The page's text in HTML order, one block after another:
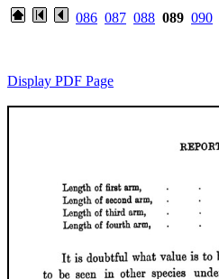
086 087 088 089 090
Display PDF Page